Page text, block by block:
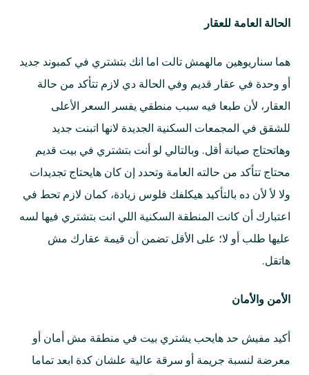
الحالة العامة للعقار
هما سناريوهين مالهمش تالت اما انك بتشتري في كمبوند جديد
أو وحدة في عقار قديم وفي الحالة دي لازم تتأكد من حالة
العقار، لأن طبعا فيه سبب منطقي يفسر السعر الأعلى
للشقق في المجمعات السكنية الجديدة لانها اتبنت جديد
وهاتحتاج صيانة أقل. وبالتالي لو أنت بتشتري في بيت قديم
محتاج تتأكد من حالته العامة وتحدد إن كان هايحتاج تجديدات
ولا لأ لأن ده بالتأكيد هيكلفك فلوس زيادة، كمان لازم تحط في
اعتبارك أن كانت المنطقة السكنية اللي انت بتشتري فيها لسه
عليها طلب أو لا؛ على الأقل تضمن أن قيمة عقارك مش
هاتقل.
الأمن والأمان
أكيد مفيش حد هايحب يشتري بيت في منطقة مش أمان أو
معرضة لنسبة جريمة أو سرقة عالية علشان كدة ابعد تماما